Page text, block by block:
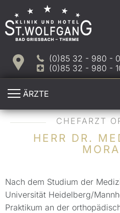
(0)85 32 - 980 - 0
(0)85 32 - 980 -
ÄRZTE
CHEFARZT
HERR DR.
Nach dem Studium der
Universität Heidelberg/
Praktikum an der